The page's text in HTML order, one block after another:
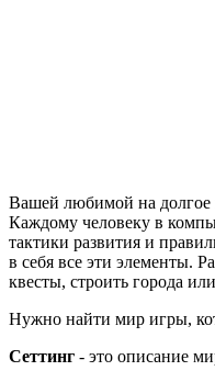
Вашей любимой на долгое
Каждому человеку в
тактики развития и
в себя все эти элементы.
квесты, строить города
Нужно найти мир игры,
Сеттинг - это описание